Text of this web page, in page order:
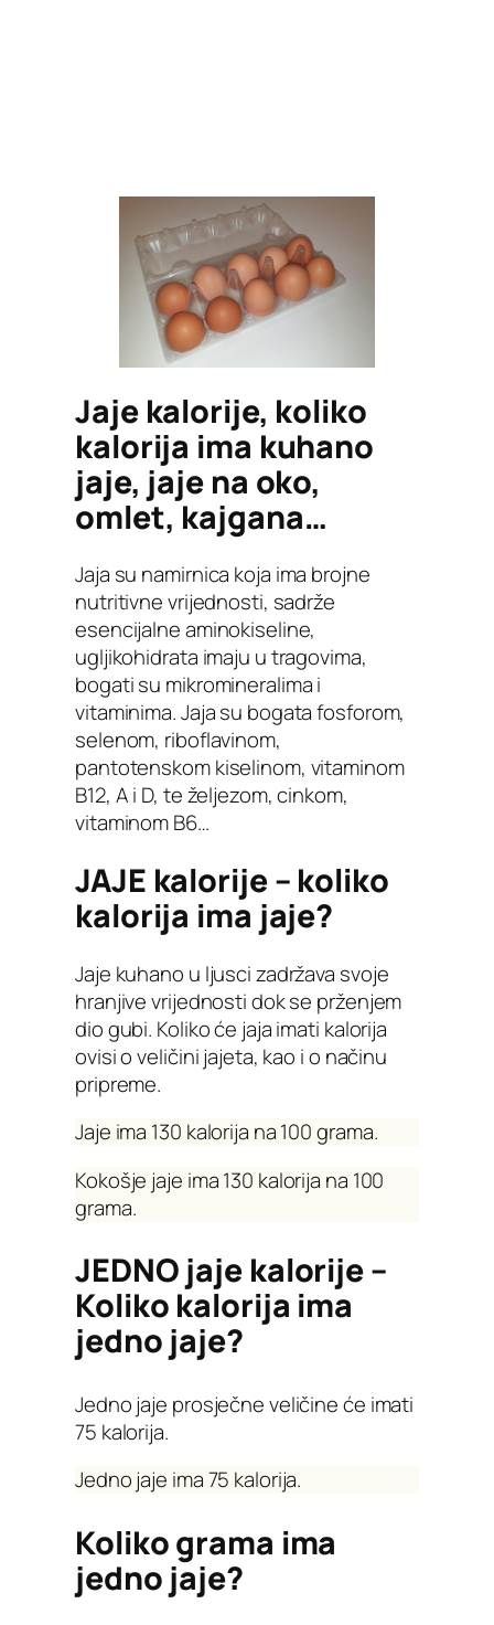
Jaje kalorije, koliko
kalorija ima kuhano
jaje, jaje na oko,
omlet, kajgana…
Jaja su namirnica koja ima brojne
nutritivne vrijednosti, sadrže
esencijalne aminokiseline,
ugljikohidrata imaju u tragovima,
bogati su mikromineralima i
vitaminima. Jaja su bogata fosforom,
selenom, riboflavinom,
pantotenskom kiselinom, vitaminom
B12, A i D, te željezom, cinkom,
vitaminom B6…
JAJE kalorije – koliko
kalorija ima jaje?
Jaje kuhano u ljusci zadržava svoje
hranjive vrijednosti dok se prženjem
dio gubi. Koliko će jaja imati kalorija
ovisi o veličini jajeta, kao i o načinu
pripreme.
Jaje ima 130 kalorija na 100 grama.
Kokošje jaje ima 130 kalorija na 100
grama.
JEDNO jaje kalorije –
Koliko kalorija ima
jedno jaje?
Jedno jaje prosječne veličine će imati
75 kalorija.
Jedno jaje ima 75 kalorija.
Koliko grama ima
jedno jaje?